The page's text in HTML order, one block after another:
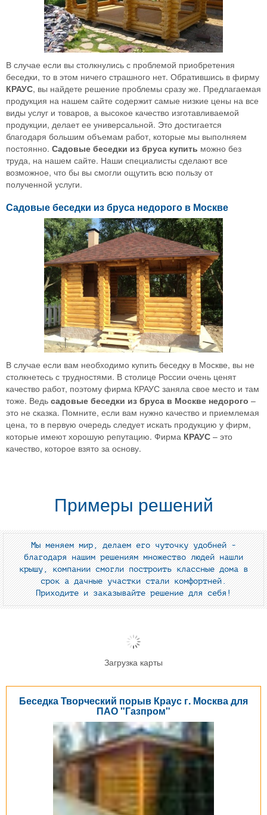
В случае если вы столкнулись с проблемой приобретения
беседки, то в этом ничего страшного нет. Обратившись в фирму
КРАУС, вы найдете решение проблемы сразу же. Предлагаемая
продукция на нашем сайте содержит самые низкие цены на все
виды услуг и товаров, а высокое качество изготавливаемой
продукции, делает ее универсальной. Это достигается
благодаря большим объемам работ, которые мы выполняем
постоянно. Садовые беседки из бруса купить можно без
труда, на нашем сайте. Наши специалисты сделают все
возможное, что бы вы смогли ощутить всю пользу от
полученной услуги.
Садовые беседки из бруса недорого в Москве
В случае если вам необходимо купить беседку в Москве, вы не
столкнетесь с трудностями. В столице России очень ценят
качество работ, поэтому фирма КРАУС заняла свое место и там
тоже. Ведь садовые беседки из бруса в Москве недорого –
это не сказка. Помните, если вам нужно качество и приемлемая
цена, то в первую очередь следует искать продукцию у фирм,
которые имеют хорошую репутацию. Фирма КРАУС – это
качество, которое взято за основу.
Примеры решений
Мы меняем мир, делаем его чуточку удобней -
благодаря нашим решениям множество людей нашли
крышу, компании смогли построить классные дома в
срок а дачные участки стали комфортней.
Приходите и заказывайте решение для себя!
Загрузка карты
Беседка Творческий порыв Краус г. Москва для
ПАО "Газпром"